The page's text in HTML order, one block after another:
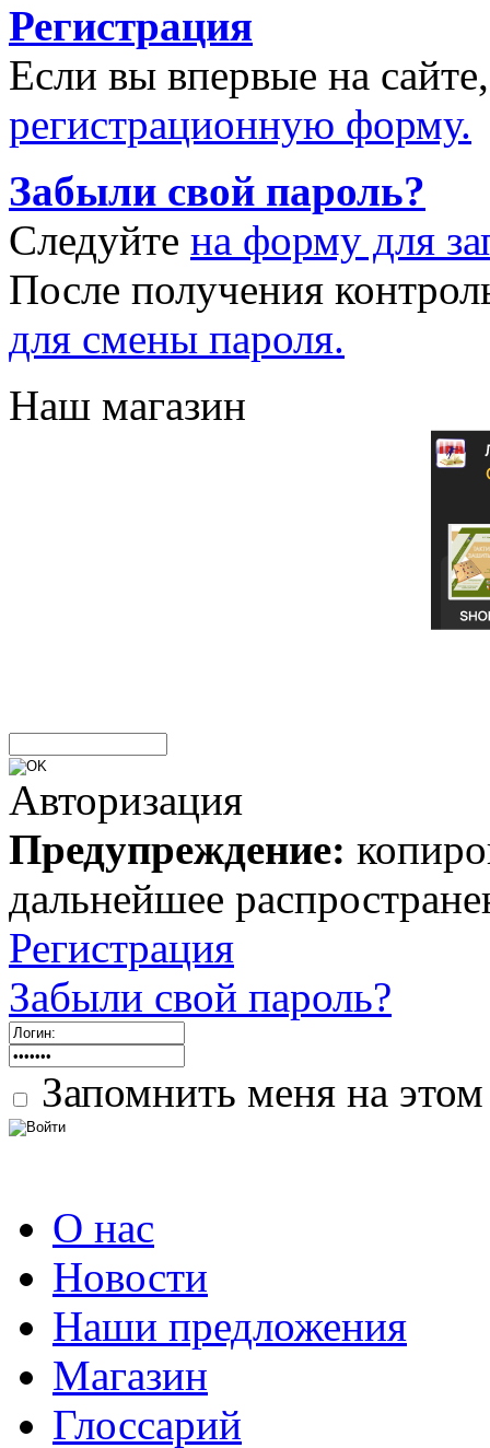
Регистрация
Если вы впервые на
регистрационную форму.
Забыли свой пароль?
Следуйте на форму для
После получения
для смены пароля.
Наш магазин
Авторизация
Предупреждение:
дальнейшее
Регистрация
Забыли свой пароль?
Запомнить меня на
О нас
Новости
Наши предложения
Магазин
Глоссарий